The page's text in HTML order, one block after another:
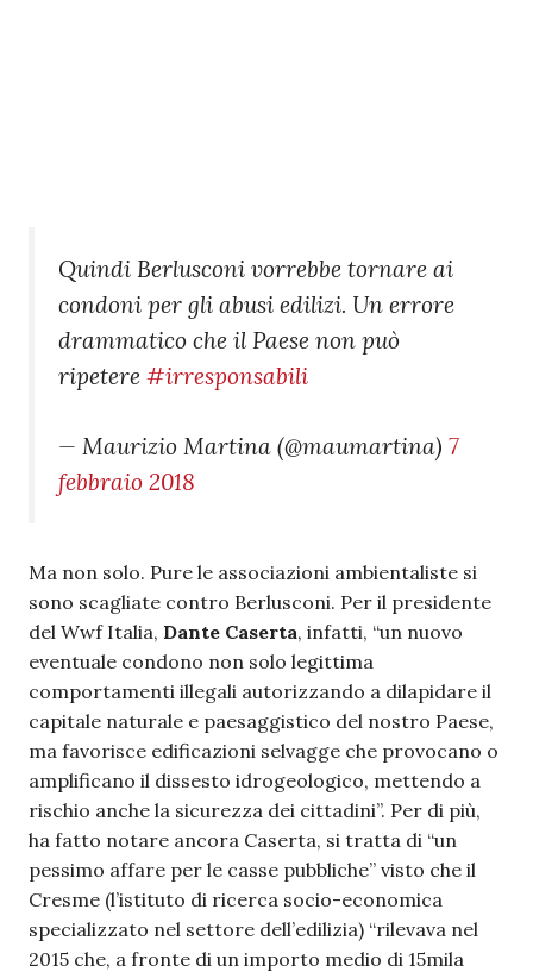
Quindi Berlusconi vorrebbe tornare ai
condoni per gli abusi edilizi. Un errore
drammatico che il Paese non può
ripetere #irresponsabili
— Maurizio Martina (@maumartina) 7
febbraio 2018
Ma non solo. Pure le associazioni ambientaliste si
sono scagliate contro Berlusconi. Per il presidente
del Wwf Italia, Dante Caserta, infatti, “un nuovo
eventuale condono non solo legittima
comportamenti illegali autorizzando a dilapidare il
capitale naturale e paesaggistico del nostro Paese,
ma favorisce edificazioni selvagge che provocano o
amplificano il dissesto idrogeologico, mettendo a
rischio anche la sicurezza dei cittadini”. Per di più,
ha fatto notare ancora Caserta, si tratta di “un
pessimo affare per le casse pubbliche” visto che il
Cresme (l’istituto di ricerca socio-economica
specializzato nel settore dell’edilizia) “rilevava nel
2015 che, a fronte di un importo medio di 15mila